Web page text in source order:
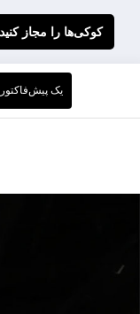
کوکی‌ها را مجاز کنید
یک پیش‌فاکتور